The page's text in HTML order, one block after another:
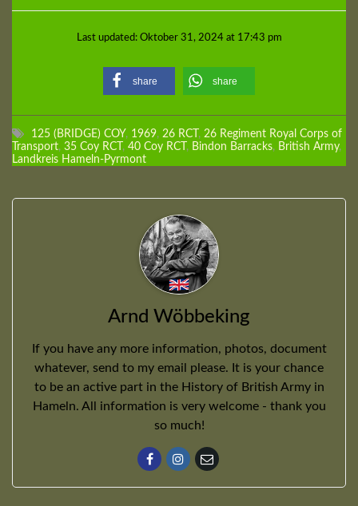
Last updated: Oktober 31, 2024 at 17:43 pm
share share
125 (BRIDGE) COY, 1969, 26 RCT , 26 Regiment Royal Corps of
Transport, 35 Coy RCT , 40 Coy RCT , Bindon Barracks, British Army,
Landkreis Hameln-Pyrmont
Arnd Wöbbeking
If you have any more information, photos, document
whatever, send to my email please. It is your chance
to be an active part in the History of British Army in
Hameln. All information is very welcome - thank you
so much!